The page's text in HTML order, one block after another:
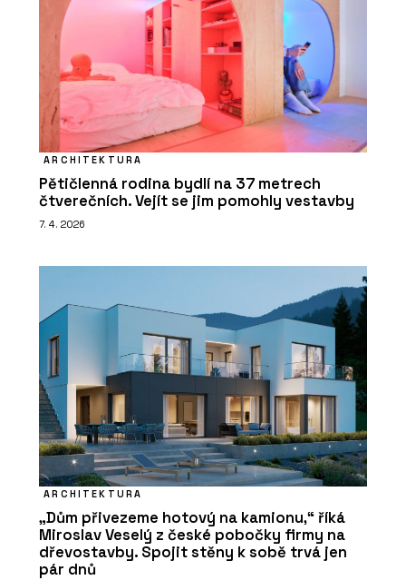
ARCHITEKTURA
Pětičlenná rodina bydlí na 37 metrech
čtverečních. Vejít se jim pomohly vestavby
7. 4. 2026
ARCHITEKTURA
„Dům přivezeme hotový na kamionu,“ říká
Miroslav Veselý z české pobočky firmy na
dřevostavby. Spojit stěny k sobě trvá jen
pár dnů